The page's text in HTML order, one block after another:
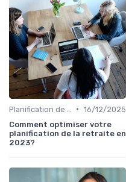
• 16/12/2025
Comment optimiser votre
planification de la retraite en
2023?